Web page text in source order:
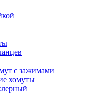
с зажимами
хомуты